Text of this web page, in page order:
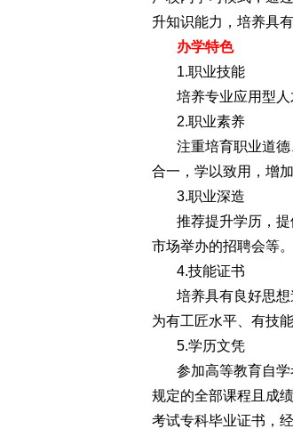
升知识能力，培养具
办学特色
1.职业技能
培养专业应用型人
2.职业素养
注重培育职业道
合一，学以致用，增
3.职业深造
推荐提升学历，
市场举办的招聘会等。
4.技能证书
培养具有良好思
为有工匠水平、有技
5.学历文凭
参加高等教育自
规定的全部课程且成
考试专科毕业证书，